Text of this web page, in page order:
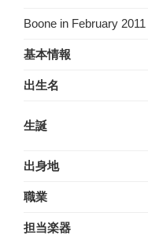
Boone in February 2011
基本情報
出生名
生誕
出身地
職業
担当楽器